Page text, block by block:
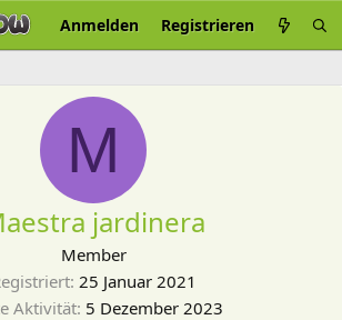
Anmelden Registrieren
M
jardinera
Member
25 Januar 2021
Aktivität 5 Dezember 2023